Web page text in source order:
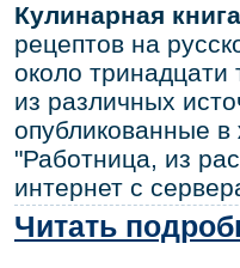
Кулинарная книга
рецептов на
около
из различных
опубликованные
"Работница, из
интернет с
Читать